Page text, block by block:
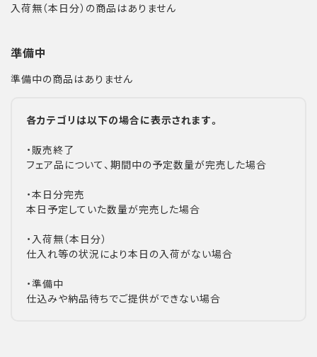
入荷無（本日分）の商品はありません
準備中
準備中の商品はありません
各カテゴリは以下の場合に表示されます。
・販売終了
フェア品について、期間中の予定数量が完売した場合
・本日分完売
本日予定していた数量が完売した場合
・入荷無（本日分）
仕入れ等の状況により本日の入荷がない場合
・準備中
仕込みや納品待ちでご提供ができない場合